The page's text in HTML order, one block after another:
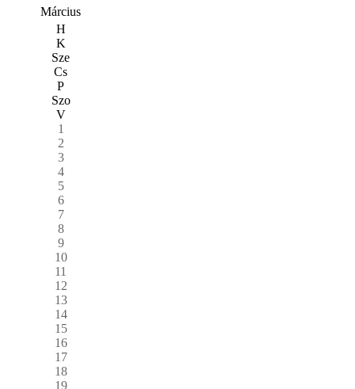
Március
H
K
Sze
Cs
P
Szo
V
1
2
3
4
5
6
7
8
9
10
11
12
13
14
15
16
17
18
19